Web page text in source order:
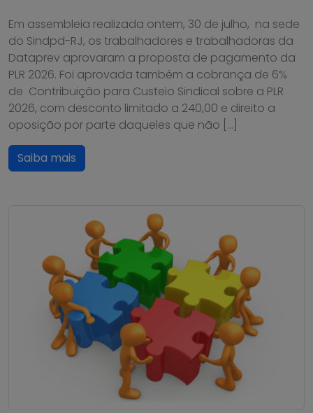
Em assembleia realizada ontem, 30 de julho, na sede
do Sindpd-RJ, os trabalhadores e trabalhadoras da
Dataprev aprovaram a proposta de pagamento da
PLR 2026. Foi aprovada também a cobrança de 6%
de Contribuição para Custeio Sindical sobre a PLR
2026, com desconto limitado a 240,00 e direito a
oposição por parte daqueles que não […]
Saiba mais